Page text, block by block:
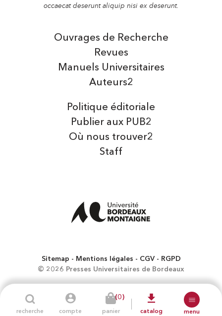
recherche compte
(0)
panier catalog menu
occaecat deserunt aliquip nisi ex deserunt.
Auteurs2
Manuels Universitaires
Ouvrages de Recherche
Revues
Politique éditoriale
Publier aux PUB2
Où nous trouver2
Staff
Sitemap Mentions légales CGV
RGPD
© 2026 Presses Universitaires de Bordeaux